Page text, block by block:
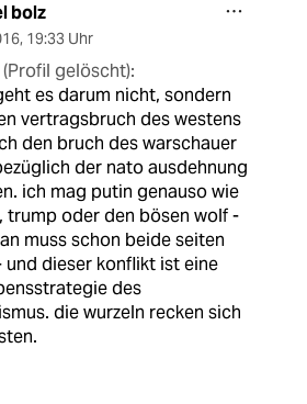
bolz
, 19:33 Uhr
(Profil gelöscht):
es darum nicht, sondern
vertragsbruch des westens
den bruch des warschauer
der nato ausdehnung
ich mag putin genauso wie
trump oder den bösen wolf -
muss schon beide seiten
und dieser konflikt ist eine
des
die wurzeln recken sich